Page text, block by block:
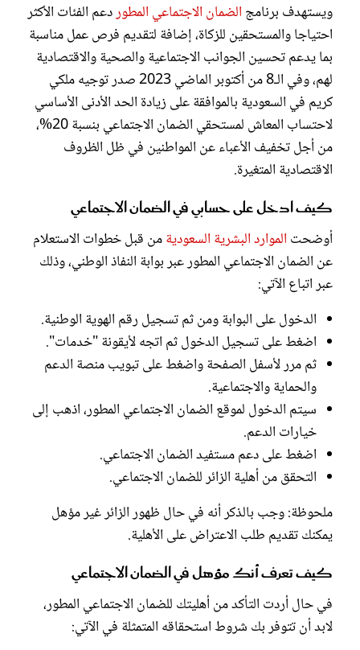
ويستهدف برنامج الضمان الاجتماعي المطوردعم الفئات الأكثر
احتياجا والمستحقين للزكاة، إضافة لتقديم فرص عمل مناسبة
بما يدعم تحسين الجوانب الاجتماعية والصحية والاقتصادية
لهم، وفي الـ8 من أكتوبر الماضي 2023 صدر توجيه ملكي
كريم في السعودية بالموافقة على زيادة الحد الأدنى الأساسي
لاحتساب المعاش لمستحقي الضمان الاجتماعي بنسبة 20%،
من أجل تخفيف الأعباء عن المواطنين في ظل الظروف
الاقتصادية المتغيرة.
كيف ادخل على حسابي في الضمان الاجتماعي
أوضحت الموارد البشرية السعوديةمن قبل خطوات الاستعلام
عن الضمان الاجتماعي المطور عبر بوابة النفاذ الوطني، وذلك
عبر اتباع الآتي:
الدخول على البوابة ومن ثم تسجيل رقم الهوية الوطنية.
اضغط على تسجيل الدخول ثم اتجه لأيقونة "خدمات".
ثم مرر لأسفل الصفحة واضغط على تبويب منصة الدعم
والحماية والاجتماعية.
سيتم الدخول لموقع الضمان الاجتماعي المطور، اذهب إلى
خيارات الدعم.
اضغط على دعم مستفيد الضمان الاجتماعي.
التحقق من أهلية الزائر للضمان الاجتماعي.
ملحوظة: وجب بالذكر أنه في حال ظهور الزائر غير مؤهل
يمكنك تقديم طلب الاعتراض على الأهلية.
كيف تعرف أنك مؤهل في الضمان الاجتماعي
في حال أردت التأكد من أهليتك للضمان الاجتماعي المطور،
لابد أن تتوفر بك شروط استحقاقه المتمثلة في الآتي: